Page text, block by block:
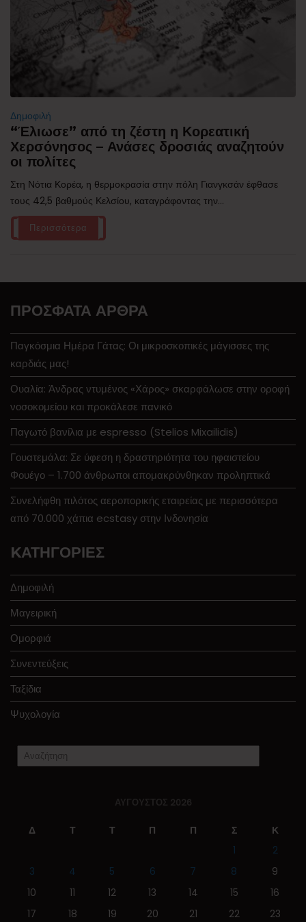
Δημοφιλή
“Έλιωσε” από τη ζέστη η Κορεατική
Χερσόνησος – Ανάσες δροσιάς αναζητούν
οι πολίτες
Στη Νότια Κορέα, η θερμοκρασία στην πόλη Γιανγκσάν έφθασε
τους 42,5 βαθμούς Κελσίου, καταγράφοντας την...
Περισσότερα
ΠΡΌΣΦΑΤΑ ΆΡΘΡΑ
Παγκόσμια Ημέρα Γάτας: Οι μικροσκοπικές μάγισσες της
καρδιάς μας!
Ουαλία: Άνδρας ντυμένος «Χάρος» σκαρφάλωσε στην οροφή
νοσοκομείου και προκάλεσε πανικό
Παγωτό βανίλια με espresso (Stelios Mixailidis)
Γουατεμάλα: Σε ύφεση η δραστηριότητα του ηφαιστείου
Φουέγο – 1.700 άνθρωποι απομακρύνθηκαν προληπτικά
Συνελήφθη πιλότος αεροπορικής εταιρείας με περισσότερα
από 70.000 χάπια ecstasy στην Ινδονησία
KΑΤΗΓΟΡΊΕΣ
Δημοφιλή
Μαγειρική
Ομορφιά
Συνεντεύξεις
Ταξίδια
Ψυχολογία
ΑΎΓΟΥΣΤΟΣ 2026
Δ Τ Τ Π Π Σ
Κ
1
2
3
4 5 6 7 8
9
10
11 12 13 14 15
16
17
18 19 20 21 22 23